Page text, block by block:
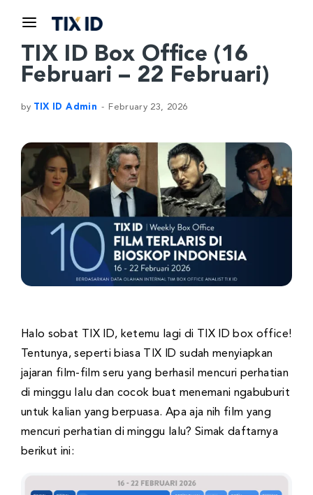
TIX ID Box Office (16
Februari – 22 Februari)
by TIX ID Admin February 23, 2026
Halo sobat TIX ID, ketemu lagi di TIX ID box office!
Tentunya, seperti biasa TIX ID sudah menyiapkan
jajaran film-film seru yang berhasil mencuri perhatian
di minggu lalu dan cocok buat menemani ngabuburit
untuk kalian yang berpuasa. Apa aja nih film yang
mencuri perhatian di minggu lalu? Simak daftarnya
berikut ini: